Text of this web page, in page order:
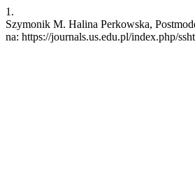
1.
Szymonik M. Halina Perkowska,
na: https://journals.us.edu.pl/index.php/